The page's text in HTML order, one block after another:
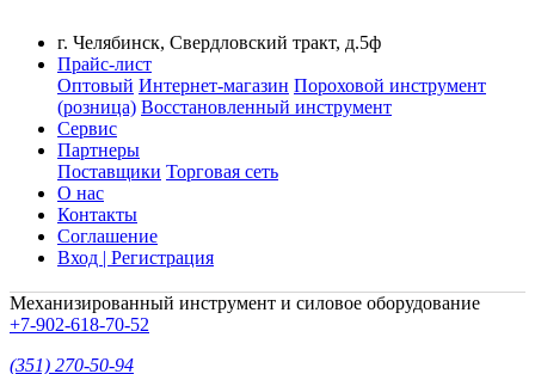
г. Челябинск, Свердловский тракт, д.5ф
Прайс-лист
Оптовый Интернет-магазин Пороховой инструмент
(розница) Восстановленный инструмент
Сервис
Партнеры
Поставщики Торговая сеть
О нас
Контакты
Соглашение
Вход | Регистрация
Механизированный инструмент и силовое оборудование
+7-902-618-70-52
(351) 270-50-94